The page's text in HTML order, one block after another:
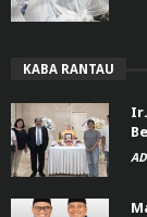
KABA RANTAU